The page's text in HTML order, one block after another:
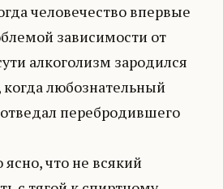
человечество впервые
зависимости от
алкоголизм зародился
любознательный
перебродившего
ясно, что не всякий